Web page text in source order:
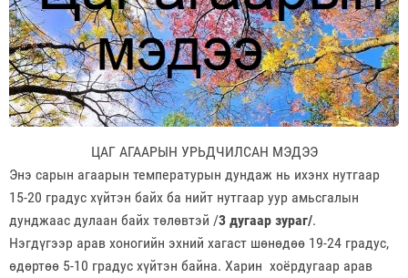
ЦАГ АГААРЫН УРЬДЧИЛСАН МЭДЭЭ
Энэ сарын агаарын температурын дундаж нь ихэнх нутгаар
15-20 градус хүйтэн байх ба нийт нутгаар уур амьсгалын
дунджаас дулаан байх төлөвтэй /3 дугаар зураг/.
Нэгдүгээр арав хоногийн эхний хагаст шөнөдөө 19-24 градус,
өдөртөө 5-10 градус хүйтэн байна. Харин хоёрдугаар арав